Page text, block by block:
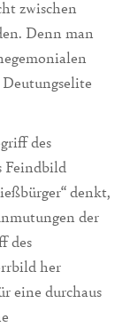
zwischen
Denn man
des
Feindbild
denkt,
der
des
her
eine durchaus